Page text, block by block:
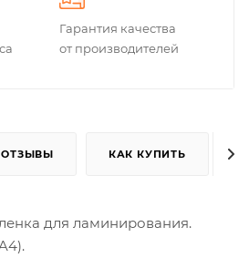
Гарантия качества
от производителей
ОТЗЫВЫ КАК КУПИТЬ
для ламинирования.